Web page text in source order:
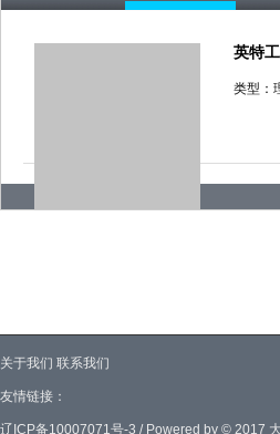
英特
类型：
关于我们 联系我们
友情链接：
辽ICP备10007071号-3 / Powered by © 2017